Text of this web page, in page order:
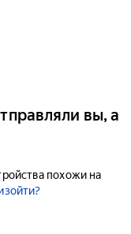
вы, а
похожи на